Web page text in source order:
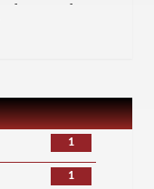
- -
1
1